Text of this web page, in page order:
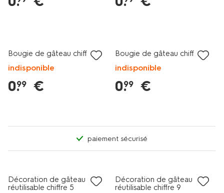
Bougie de gâteau chiffre 6
indisponible
0.
99 €
Bougie de gâteau chiffre 1
indisponible
0.
99 €
paiement sécurisé
Décoration de gâteau
réutilisable chiffre 5
Décoration de gâteau
réutilisable chiffre 9